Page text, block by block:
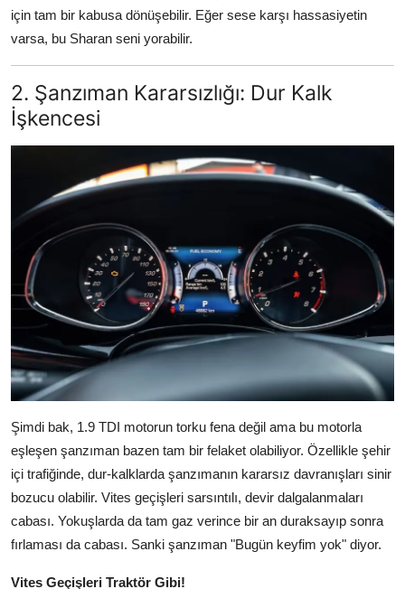
için tam bir kabusa dönüşebilir. Eğer sese karşı hassasiyetin
varsa, bu Sharan seni yorabilir.
2. Şanzıman Kararsızlığı: Dur Kalk
İşkencesi
Şimdi bak, 1.9 TDI motorun torku fena değil ama bu motorla
eşleşen şanzıman bazen tam bir felaket olabiliyor. Özellikle şehir
içi trafiğinde, dur-kalklarda şanzımanın kararsız davranışları sinir
bozucu olabilir. Vites geçişleri sarsıntılı, devir dalgalanmaları
cabası. Yokuşlarda da tam gaz verince bir an duraksayıp sonra
fırlaması da cabası. Sanki şanzıman "Bugün keyfim yok" diyor.
Vites Geçişleri Traktör Gibi!